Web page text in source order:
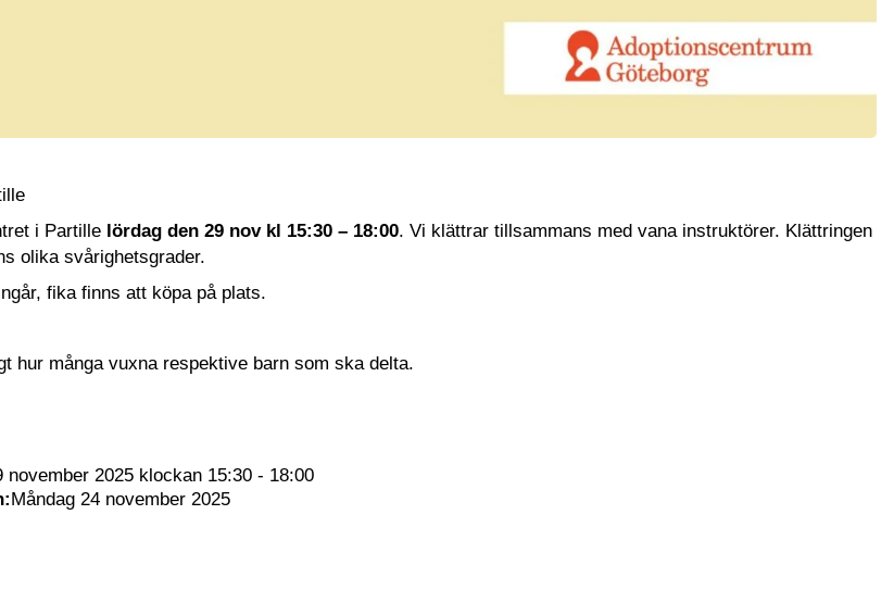
i Partille lördag den 29 nov kl 15:30 – 18:00. Vi klättrar tillsammans med vana instruktörer. Klättringen
olika svårighetsgrader.
fika finns att köpa på plats.
hur många vuxna respektive barn som ska delta.
november 2025 klockan 15:30 - 18:00
Måndag 24 november 2025